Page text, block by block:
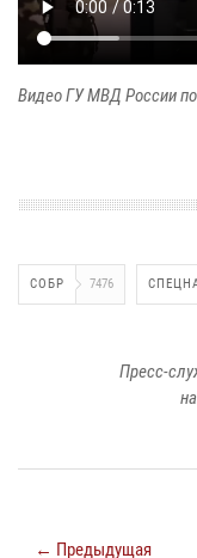
Видео ГУ МВД России
СОБР 7476
Пресс-
← Предыдущая